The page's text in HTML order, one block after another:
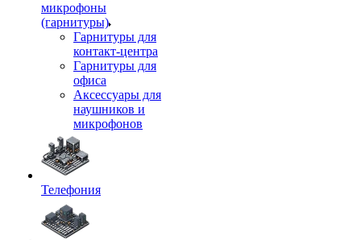
микрофоны
(гарнитуры)
Гарнитуры для
контакт-центра
Гарнитуры для
офиса
Аксессуары для
наушников и
микрофонов
Телефония